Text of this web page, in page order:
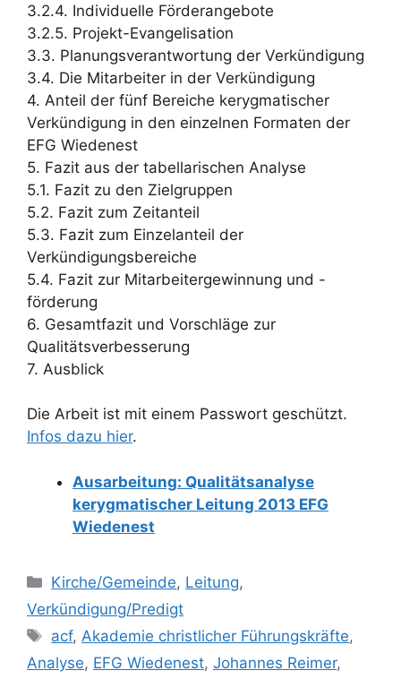
3.2.4. Individuelle Förderangebote
3.2.5. Projekt-Evangelisation
3.3. Planungsverantwortung der Verkündigung
3.4. Die Mitarbeiter in der Verkündigung
4. Anteil der fünf Bereiche kerygmatischer
Verkündigung in den einzelnen Formaten der
EFG Wiedenest
5. Fazit aus der tabellarischen Analyse
5.1. Fazit zu den Zielgruppen
5.2. Fazit zum Zeitanteil
5.3. Fazit zum Einzelanteil der
Verkündigungsbereiche
5.4. Fazit zur Mitarbeitergewinnung und -
förderung
6. Gesamtfazit und Vorschläge zur
Qualitätsverbesserung
7. Ausblick
Die Arbeit ist mit einem Passwort geschützt.
Infos dazu hier.
Ausarbeitung: Qualitätsanalyse
kerygmatischer Leitung 2013 EFG
Wiedenest
Kategorien
Kirche/Gemeinde, Leitung,
Verkündigung/Predigt
Schlagwörter
acf, Akademie christlicher Führungskräfte,
Analyse, EFG Wiedenest, Johannes Reimer,